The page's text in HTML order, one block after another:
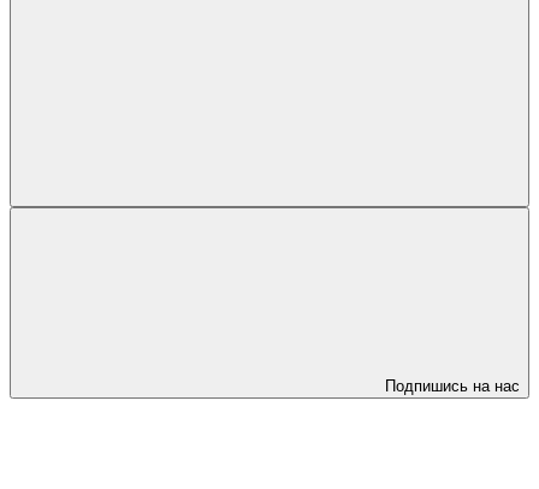
Подпишись на нас